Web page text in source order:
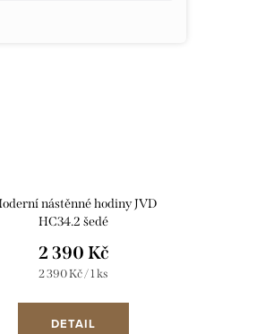
nástěnné hodiny JVD
HC34.2 šedé
2 390 Kč
Měrná
2 390 Kč / 1 ks
DETAIL